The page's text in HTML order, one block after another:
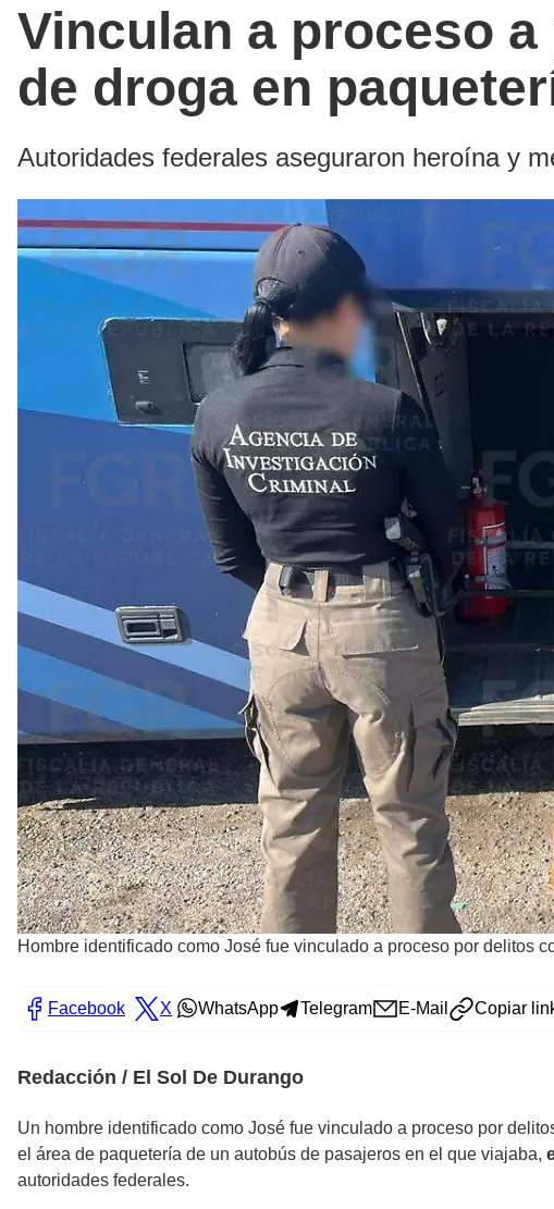
Vinculan a proceso
de droga en
Autoridades federales aseguraron heroína y
Hombre identificado como José fue vinculado a proceso por delitos
Facebook X WhatsApp Telegram E-Mail Copiar
Redacción / El Sol De Durango
Un hombre identificado como José fue vinculado a proceso por
el área de paquetería de un autobús de pasajeros en el que viajaba,
autoridades federales.